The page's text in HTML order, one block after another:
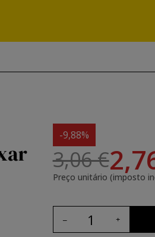
-9,88%
3,06 €
Preço unitário (imposto